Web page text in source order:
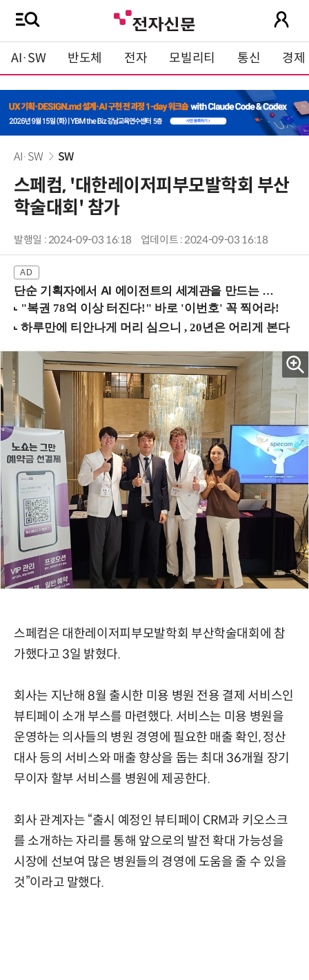
AI·SW 반도체 전자 모빌리티 통신 경제
AI·SW SW
스페컴, '대한레이저피부모발학회 부산
학술대회' 참가
발행일 : 2024-09-03 16:18 업데이트 : 2024-09-03 16:18
단순 기획자에서 AI 에이전트의 세계관을 만드는 지식 설계자로.. (8/20 강남역)
스페컴은 대한레이저피부모발학회 부산학술대회에 참
가했다고 3일 밝혔다.
회사는 지난해 8월 출시한 미용 병원 전용 결제 서비스인
뷰티페이 소개 부스를 마련했다. 서비스는 미용 병원을
운영하는 의사들의 병원 경영에 필요한 매출 확인, 정산
대사 등의 서비스와 매출 향상을 돕는 최대 36개월 장기
무이자 할부 서비스를 병원에 제공한다.
회사 관계자는 “출시 예정인 뷰티페이 CRM과 키오스크
를 소개하는 자리를 통해 앞으로의 발전 확대 가능성을
시장에 선보여 많은 병원들의 경영에 도움을 줄 수 있을
것”이라고 말했다.